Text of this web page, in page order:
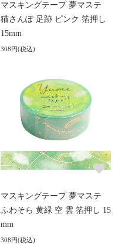
マスキングテープ 夢マステ
猫さんぽ 足跡 ピンク 箔押し
15mm
308円(税込)
マスキングテープ 夢マステ
ふわそら 黄緑 空 雲 箔押し 15
mm
308円(税込)